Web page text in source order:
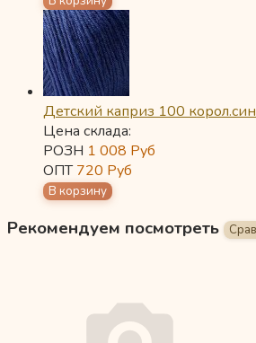
Детский каприз 100 корол.син
Цена склада:
РОЗН 1 008 Руб
ОПТ720 Руб
Рекомендуем посмотреть